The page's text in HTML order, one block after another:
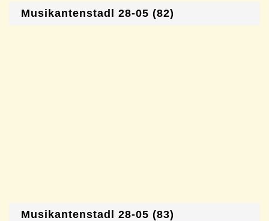
Musikantenstadl 28-05 (82)
Musikantenstadl 28-05 (83)